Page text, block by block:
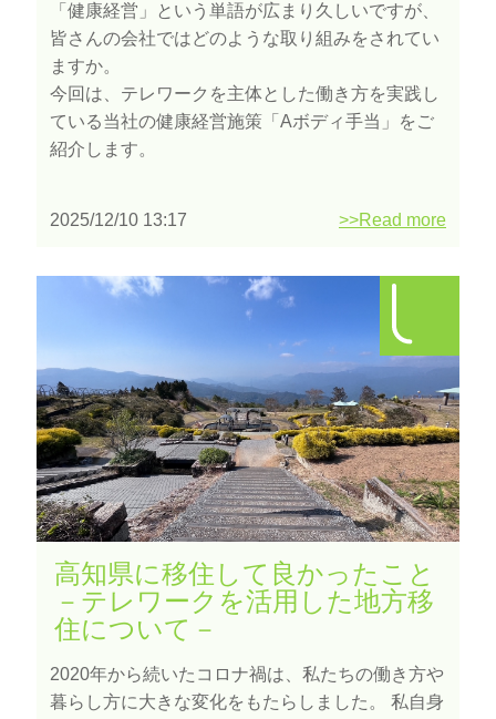
「健康経営」という単語が広まり久しいですが、
皆さんの会社ではどのような取り組みをされてい
ますか。
今回は、テレワークを主体とした働き方を実践し
ている当社の健康経営施策「Aボディ手当」をご
紹介します。
2025/12/10 13:17 >>Read more
高知県に移住して良かったこと
－テレワークを活用した地方移
住について－
2020年から続いたコロナ禍は、私たちの働き方や
暮らし方に大きな変化をもたらしました。 私自身